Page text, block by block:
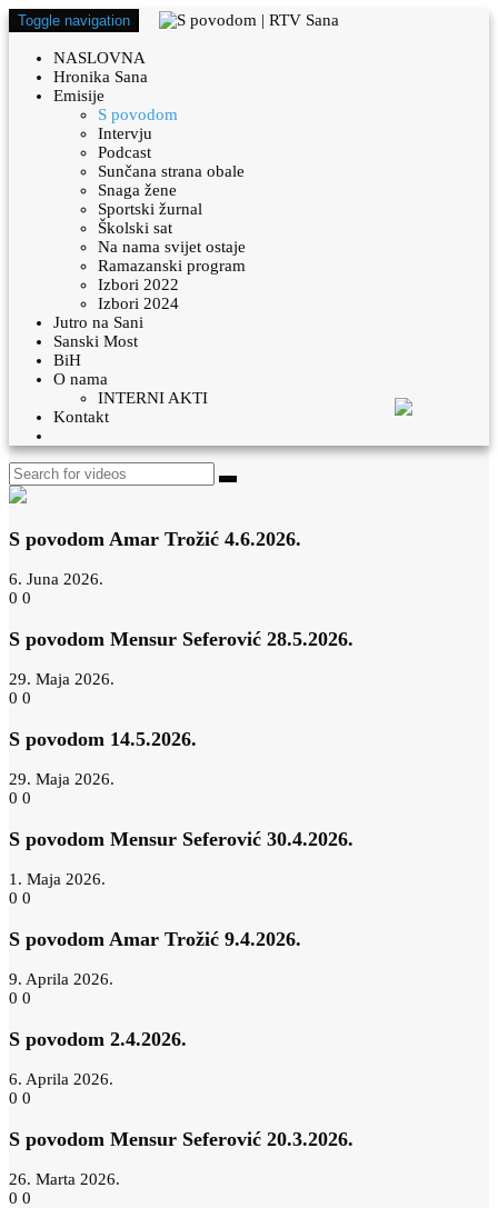
Toggle navigation
NASLOVNA
Hronika Sana
Emisije
S povodom
Intervju
Podcast
Sunčana strana obale
Snaga žene
Sportski žurnal
Školski sat
Na nama svijet ostaje
Ramazanski program
Izbori 2022
Izbori 2024
Jutro na Sani
Sanski Most
BiH
O nama
INTERNI AKTI
Kontakt
S povodom Amar Trožić 4.6.2026.
6. Juna 2026.
0 0
S povodom Mensur Seferović 28.5.2026.
29. Maja 2026.
0 0
S povodom 14.5.2026.
29. Maja 2026.
0 0
S povodom Mensur Seferović 30.4.2026.
1. Maja 2026.
0 0
S povodom Amar Trožić 9.4.2026.
9. Aprila 2026.
0 0
S povodom 2.4.2026.
6. Aprila 2026.
0 0
S povodom Mensur Seferović 20.3.2026.
26. Marta 2026.
0 0